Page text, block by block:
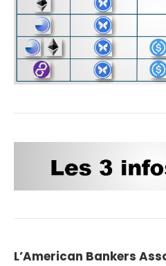
L’American Bankers